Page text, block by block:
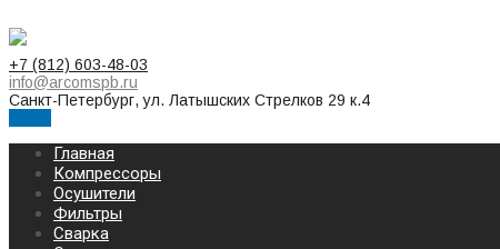
+7 (812) 603-48-03
info@arcomspb.ru
Санкт-Петербург, ул. Латышских Стрелков 29 к.4
Главная
Компрессоры
Осушители
Фильтры
Сварка